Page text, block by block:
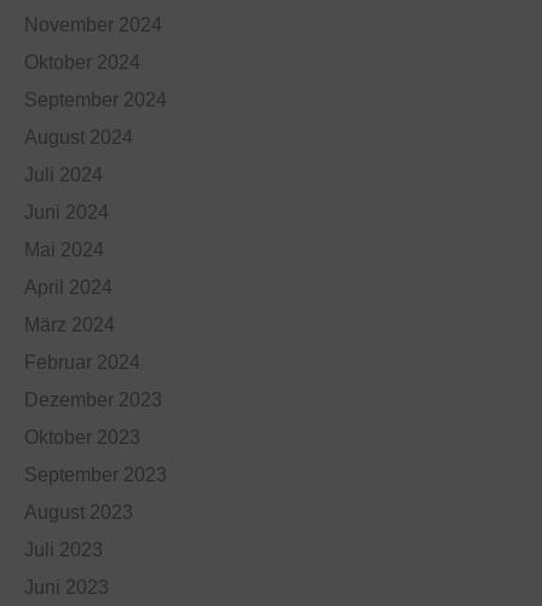
November 2024
Oktober 2024
September 2024
August 2024
Juli 2024
Juni 2024
Mai 2024
April 2024
März 2024
Februar 2024
Dezember 2023
Oktober 2023
September 2023
August 2023
Juli 2023
Juni 2023